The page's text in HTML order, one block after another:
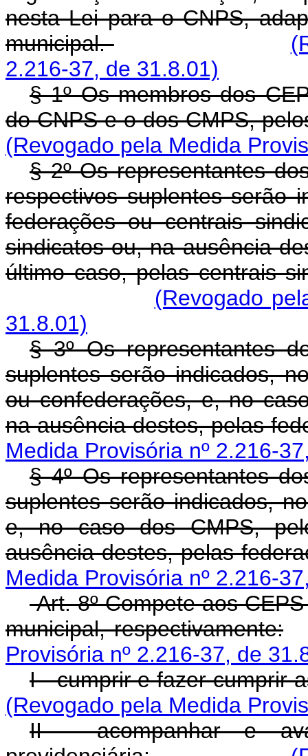
nesta Lei para o CNPS,
municipal.
2.216-37, de 31.8.01)
§ 1º Os membros dos
do CNPS e o dos CMPS,
(Revogado pela Medida
§ 2º Os representantes
respectivos suplentes serão
federações ou centrais
sindicatos ou, na ausência
último caso, pelas centrais
(Revogado
31.8.01)
§ 3º Os representantes
suplentes serão indicados,
ou confederações, e, no
na ausência destes, pelas
Medida Provisória nº 2.216-
§ 4º Os representantes
suplentes serão indicados,
e, no caso dos CMPS,
ausência destes, pelas
Medida Provisória nº 2.216-
Art. 8º Compete aos
municipal, respectivamente:
Provisória nº 2.216-37, de
I - cumprir e fazer cumprir
(Revogado pela Medida
II - acompanhar e